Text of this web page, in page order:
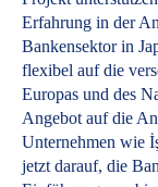
Erfahrung in der
Bankensektor in
flexibel auf die
Europas und des
Angebot auf die
Unternehmen wie
jetzt darauf, die